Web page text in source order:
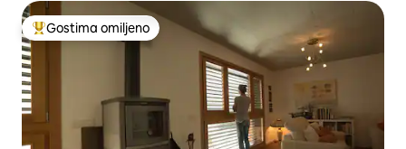
Najuspešniji među gostima omiljenim
Gostima omiljeno